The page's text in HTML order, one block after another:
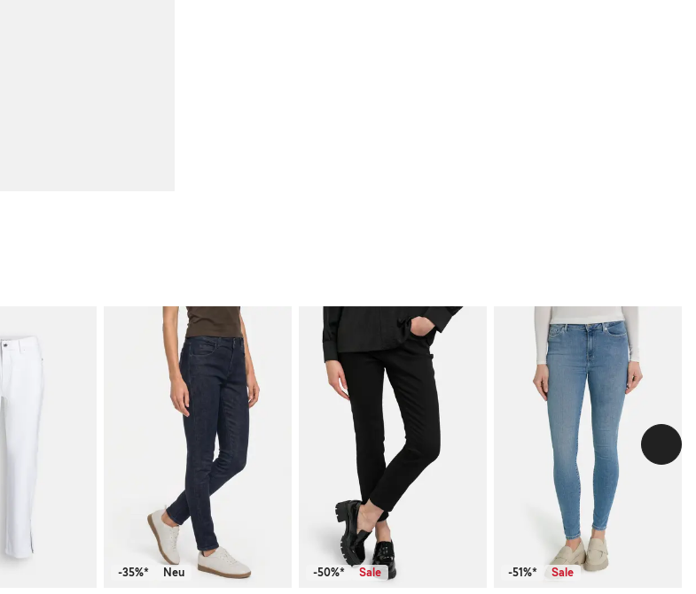
-35%* Neu -50%* Sale -51%* Sale